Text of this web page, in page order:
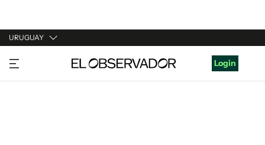
URUGUAY
URUGUAY
ARGENTINA
Login